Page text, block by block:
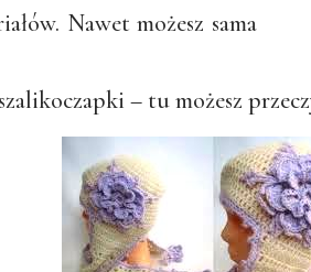
Nawet możesz sama
– tu możesz